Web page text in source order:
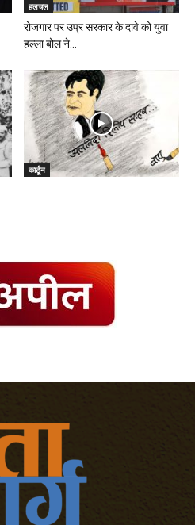
हलचल
रोजगार पर उप्र सरकार के दावे को युवा
हल्ला बोल ने...
कार्टून